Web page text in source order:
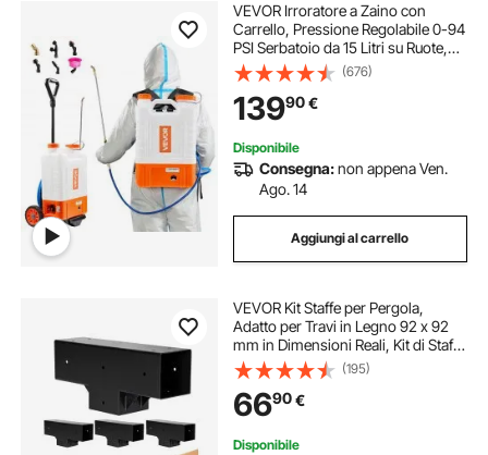
VEVOR Irroratore a Zaino con
Carrello, Pressione Regolabile 0-94
PSI Serbatoio da 15 Litri su Ruote,
con 6 Ugelli, 2 Lance, Coperchio a
Bocca Larga per Giardino, Diserbo,
Irrorazione, Pulizia
(676)
13990€
Disponibile
Consegna:non appena Ven.
Ago. 14
Aggiungi al carrello
VEVOR Kit Staffe per Pergola,
Adatto per Travi in Legno 92 x 92
mm in Dimensioni Reali, Kit di Staffe
per Gazebo in Legno Fai da Te a 3
Vie con Viti, Confezione 4, per
Banchetti per Feste all'Aperto
(195)
6690€
Disponibile